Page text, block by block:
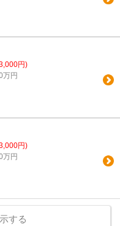
円)
万円
円)
万円
する